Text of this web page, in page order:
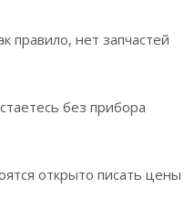
правило, нет запчастей
без прибора
открыто писать цены